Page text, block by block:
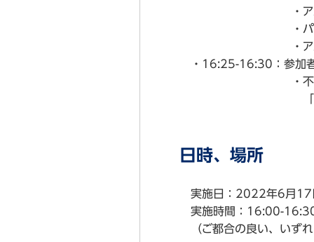
・アカウント漏
・パスワード
・アカウント
・16:25-16:30：参加
・不正アクセスリ
「漏洩危険度
日時、場所
実施日：2022年6月17
実施時間：16:00-
（ご都合の良い、いず